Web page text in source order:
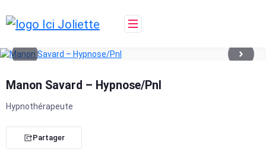
to
content
Manon Savard – Hypnose/Pnl
Hypnothérapeute
Partager